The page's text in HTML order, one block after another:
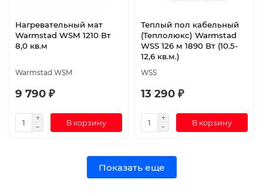
Нагревательный мат
Warmstad WSM 1210 Вт
8,0 кв.м
Warmstad WSM
9 790 ₽
В корзину
Теплый пол кабельный
(Теплолюкс) Warmstad
WSS 126 м 1890 Вт (10.5-
12,6 кв.м.)
WSS
13 290 ₽
В корзину
Показать еще